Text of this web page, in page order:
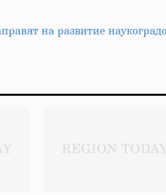
на развитие